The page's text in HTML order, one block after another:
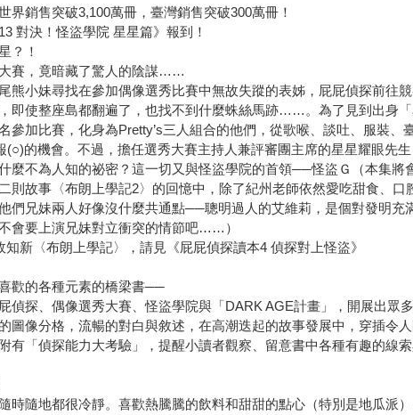
界銷售突破3,100萬冊，臺灣銷售突破300萬冊！
對決！怪盜學院 星星篇》報到！
？！
賽，竟暗藏了驚人的陰謀……
小妹尋找在參加偶像選秀比賽中無故失蹤的表姊，屁屁偵探前往
即使整座島都翻遍了，也找不到什麼蛛絲馬跡……。為了見到出身
參加比賽，化身為Pretty’s三人組合的他們，從歌喉、談吐、服裝
(○)的機會。不過，擔任選秀大賽主持人兼評審團主席的星星耀眼
麼不為人知的祕密？這一切又與怪盜學院的首領──怪盜Ｇ（本集
故事〈布朗上學記2〉的回憶中，除了紀州老師依然愛吃甜食、口
們兄妹兩人好像沒什麼共通點──聰明過人的艾維莉，是個對發明
會要上演兄妹對立衝突的情節吧……）
〈布朗上學記〉，請見《屁屁偵探讀本4 偵探對上怪盜》
的各種元素的橋梁書──
、偶像選秀大賽、怪盜學院與「DARK AGE計畫」，開展出眾多
分格，流暢的對白與敘述，在高潮迭起的故事發展中，穿插令人
偵探能力大考驗」，提醒小讀者觀察、留意書中各種有趣的線索
隨地都很冷靜。喜歡熱騰騰的飲料和甜甜的點心（特別是地瓜派）